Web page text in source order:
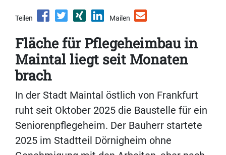
Teilen Mailen
Fläche für Pflegeheimbau in
Maintal liegt seit Monaten
brach
In der Stadt Maintal östlich von Frankfurt
ruht seit Oktober 2025 die Baustelle für ein
Seniorenpflegeheim. Der Bauherr startete
2025 im Stadtteil Dörnigheim ohne